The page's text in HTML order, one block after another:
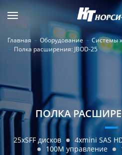
Главная Оборудование Системы
Полка расширения: JBOD-25
ПОЛКА
25xSFF дисков
4xmini SAS
100М управление